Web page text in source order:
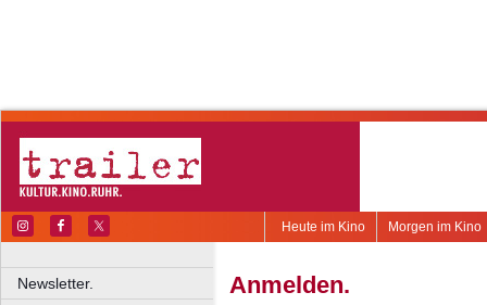
Morgen im Kino
Heute im Kino
Newsletter.
Anmelden.